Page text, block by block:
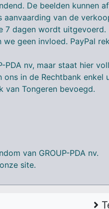
De beelden kunnen
van de
7 dagen wordt uitgevoerd.
we geen invloed.
PDA nv, maar staat hier
in de Rechtbank enkel
van Tongeren bevoegd.
van GROUP-PDA nv.
site.